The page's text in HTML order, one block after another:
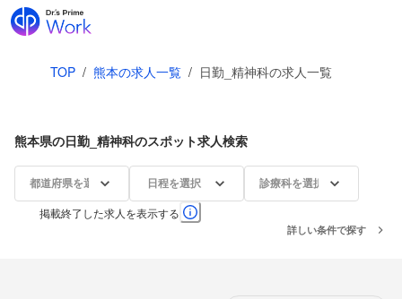
TOP / 熊本の求人一覧 / 日勤_精神科の求人一覧
熊本県の日勤_精神科のスポット求人検索
都道府県を選択 日程を選択 診療科を選択
掲載終了した求人を表示する
詳しい条件で探す